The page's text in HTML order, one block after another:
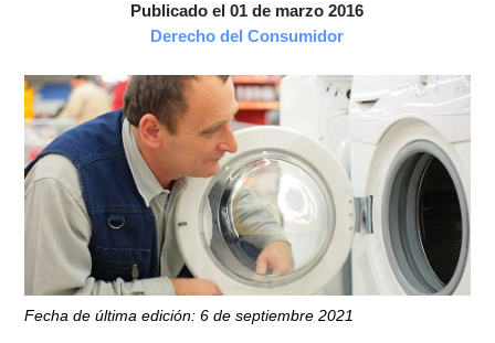
Publicado el 01 de marzo 2016
Derecho del Consumidor
Fecha de última edición: 6 de septiembre 2021